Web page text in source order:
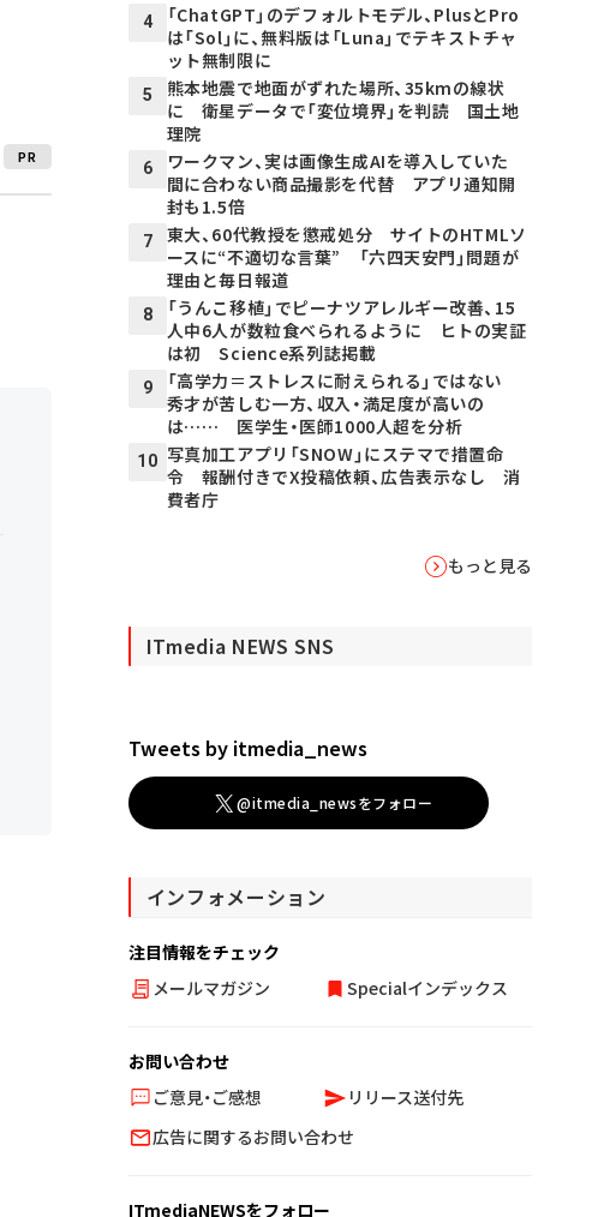
PR
4
「ChatGPT」のデフォルトモデル、PlusとPro
は「Sol」に、無料版は「Luna」でテキストチャ
ット無制限に
5
熊本地震で地面がずれた場所、35kmの線状
に 衛星データで「変位境界」を判読 国土地
理院
6
ワークマン、実は画像生成AIを導入していた
間に合わない商品撮影を代替 アプリ通知開
封も1.5倍
7
東大、60代教授を懲戒処分 サイトのHTMLソ
ースに“不適切な言葉” 「六四天安門」問題が
理由と毎日報道
8
「うんこ移植」でピーナツアレルギー改善、15
人中6人が数粒食べられるように ヒトの実証
は初 Science系列誌掲載
9
「高学力＝ストレスに耐えられる」ではない
秀才が苦しむ一方、収入・満足度が高いの
は…… 医学生・医師1000人超を分析
10 写真加工アプリ「SNOW」にステマで措置命
令 報酬付きでX投稿依頼、広告表示なし 消
費者庁
もっと見る
ITmedia NEWS SNS
Tweets by itmedia_news
@itmedia_newsをフォロー
インフォメーション
注目情報をチェック
メールマガジン
Specialインデックス
お問い合わせ
ご意見・ご感想
リリース送付先
広告に関するお問い合わせ
ITmediaNEWSをフォロー